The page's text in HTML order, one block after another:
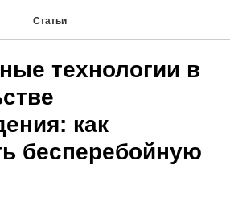
Статьи
технологии в
как
бесперебойную